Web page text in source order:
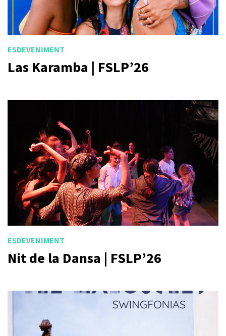
ESDEVENIMENT
Las Karamba | FSLP’26
ESDEVENIMENT
Nit de la Dansa | FSLP’26